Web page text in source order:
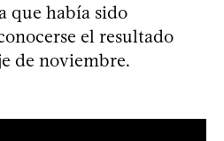
que había sido
el resultado
de noviembre.